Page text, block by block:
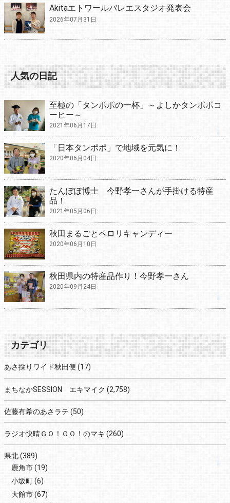
Akitaエトワールバレエスタジオ発表会
2026年07月31日
人気の日記
至極の「タンポポの一杯」～よしかタンポポコ
ーヒー～
2021年06月17日
「日本タンポポ」で地域を元気に！
2020年06月04日
たんぽぽ博士 今野孝一さんが手掛ける特産
品！
2021年05月06日
秋田まるごとペロリキャンディー
2020年06月10日
秋田県内の特産品作り！今野孝一さん
2020年09月24日
カテゴリ
あさ採りワイド秋田便 (17)
まちなかSESSION エキマイク (2,758)
佐藤有希のあさラテ (50)
ラジオ快晴ＧＯ！ＧＯ！のマキ (260)
県北(389)
鹿角市(19)
小坂町(6)
大館市(67)